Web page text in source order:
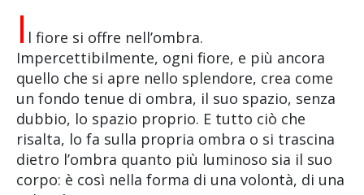
I l fiore si offre nell’ombra.
Impercettibilmente, ogni fiore, e più ancora
quello che si apre nello splendore, crea come
un fondo tenue di ombra, il suo spazio, senza
dubbio, lo spazio proprio. E tutto ciò che
risalta, lo fa sulla propria ombra o si trascina
dietro l’ombra quanto più luminoso sia il suo
corpo: è così nella forma di una volontà, di una